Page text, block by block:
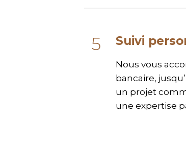
Suivi
Nous vous
bancaire,
un projet
une expertise